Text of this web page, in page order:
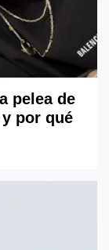
pelea de
por qué